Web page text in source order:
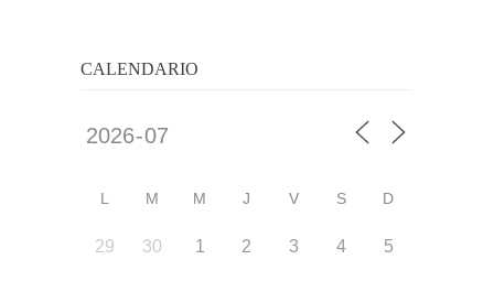
CALENDARIO
L M M J V S D
29 30 1 2 3 4 5